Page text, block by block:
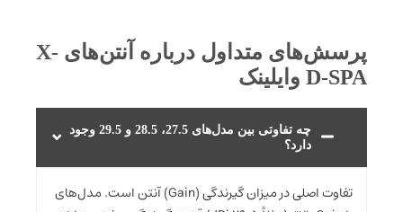
پرسش‌های متداول درباره آنتن‌های X-
D-SPA وایلینک
چه تفاوتی بین مدل‌های 27.5، 28.5 و 29.5 وجود
دارد؟
تفاوت اصلی در میزان گیرندگی (Gain) آنتن است. مدل‌های